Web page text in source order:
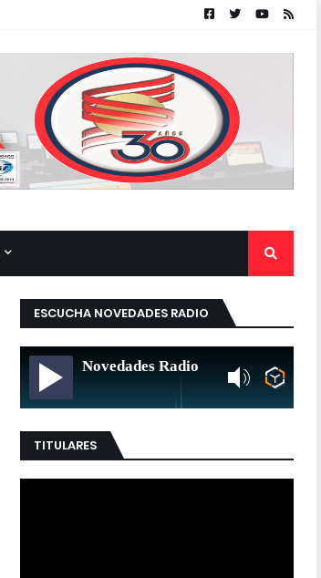
ESCUCHA NOVEDADES RADIO
Novedades Radio
TITULARES